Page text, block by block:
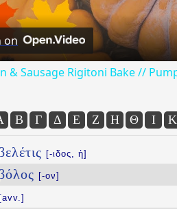
on
& Sausage Rigitoni Bake //
Β Γ Δ Ε Ζ Η Θ Ι Κ
[-ιδος, ἡ]
[-ον]
[avv.]